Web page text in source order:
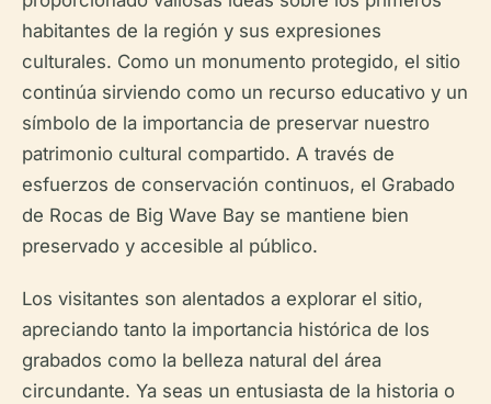
habitantes de la región y sus expresiones
culturales. Como un monumento protegido, el sitio
continúa sirviendo como un recurso educativo y un
símbolo de la importancia de preservar nuestro
patrimonio cultural compartido. A través de
esfuerzos de conservación continuos, el Grabado
de Rocas de Big Wave Bay se mantiene bien
preservado y accesible al público.
Los visitantes son alentados a explorar el sitio,
apreciando tanto la importancia histórica de los
grabados como la belleza natural del área
circundante. Ya seas un entusiasta de la historia o